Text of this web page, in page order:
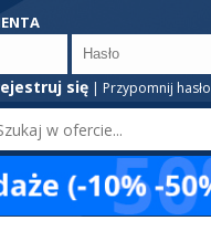
się| Przypomnij hasło